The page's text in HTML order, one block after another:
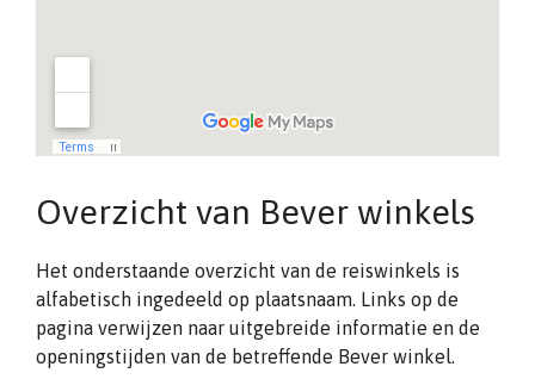
Overzicht van Bever winkels
Het onderstaande overzicht van de reiswinkels is
alfabetisch ingedeeld op plaatsnaam. Links op de
pagina verwijzen naar uitgebreide informatie en de
openingstijden van de betreffende Bever winkel.